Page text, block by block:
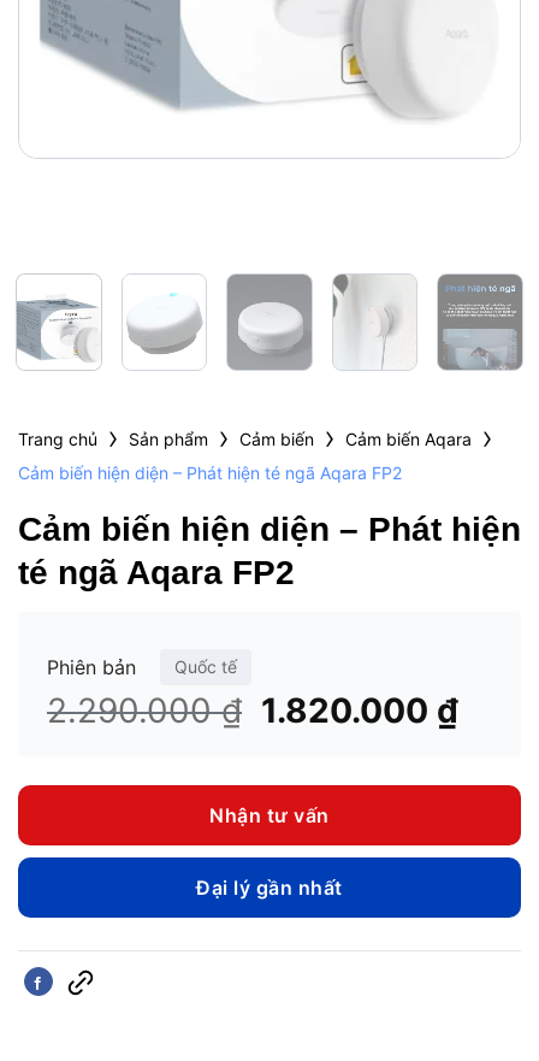
Trang chủ › Sản phẩm › Cảm biến › Cảm biến Aqara ›
Cảm biến hiện diện – Phát hiện té ngã Aqara FP2
Cảm biến hiện diện – Phát hiện
té ngã Aqara FP2
Phiên bản Quốc tế
2.290.000₫ Giá
là:
2.290.000 ₫.
1.820.000 ₫Giá
tại
Nhận tư vấn
Đại lý gần nhất